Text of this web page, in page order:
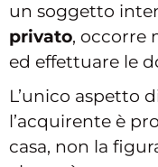
un soggetto
privato, occorre
ed effettuare le
L’unico aspetto
l’acquirente è
casa, non la